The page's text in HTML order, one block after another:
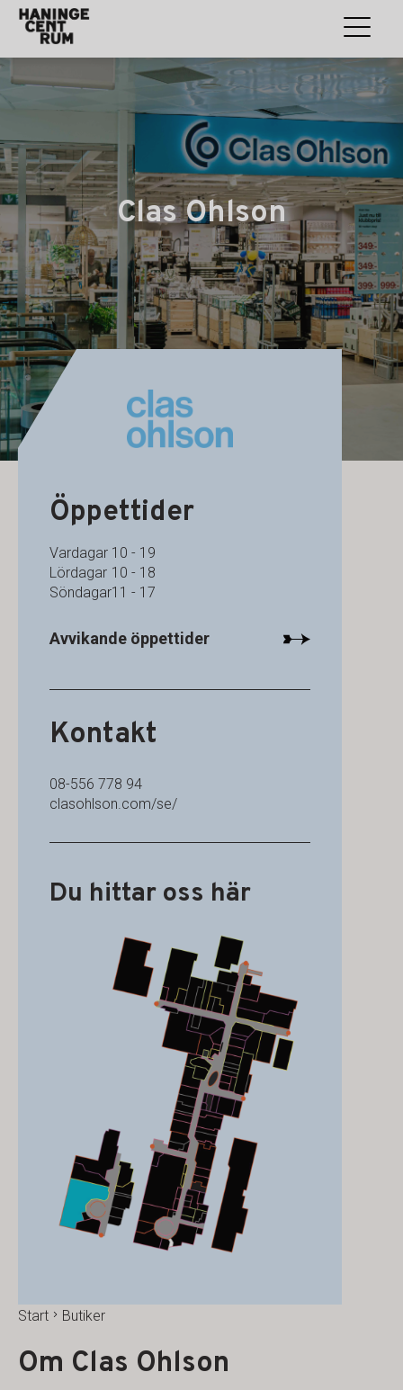
Clas Ohlson
Start Butiker
Om Clas Ohlson
Öppettider
Vardagar 10 - 19
Lördagar 10 - 18
Söndagar11 - 17
Avvikande öppettider
Kontakt
08-556 778 94
clasohlson.com/se/
Du hittar oss här